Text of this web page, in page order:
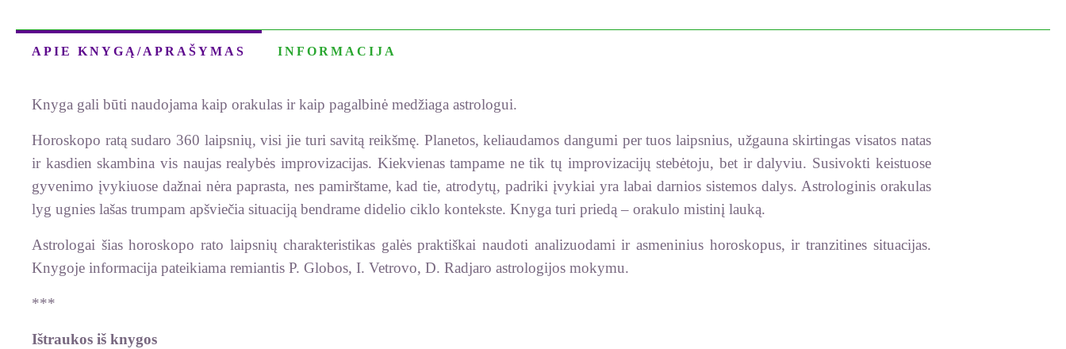
APIE KNYGĄ/APRAŠYMAS INFORMACIJA
Knyga gali būti naudojama kaip orakulas ir kaip pagalbinė medžiaga astrologui.
Horoskopo ratą sudaro 360 laipsnių, visi jie turi savitą reikšmę. Planetos, keliaudamos dangumi per tuos laipsnius, užgauna skirtingas visatos natas
ir kasdien skambina vis naujas realybės improvizacijas. Kiekvienas tampame ne tik tų improvizacijų stebėtoju, bet ir dalyviu. Susivokti keistuose
gyvenimo įvykiuose dažnai nėra paprasta, nes pamirštame, kad tie, atrodytų, padriki įvykiai yra labai darnios sistemos dalys. Astrologinis orakulas
lyg ugnies lašas trumpam apšviečia situaciją bendrame didelio ciklo kontekste. Knyga turi priedą – orakulo mistinį lauką.
Astrologai šias horoskopo rato laipsnių charakteristikas galės praktiškai naudoti analizuodami ir asmeninius horoskopus, ir tranzitines situacijas.
Knygoje informacija pateikiama remiantis P. Globos, I. Vetrovo, D. Radjaro astrologijos mokymu.
***
Ištraukos iš knygos